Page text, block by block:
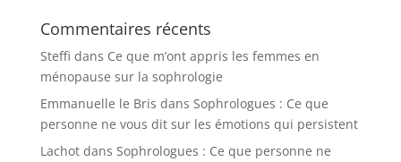
Commentaires récents
Steffi dans Ce que m’ont appris les femmes en
ménopause sur la sophrologie
Emmanuelle le Bris dans Sophrologues : Ce que
personne ne vous dit sur les émotions qui persistent
Lachotdans Sophrologues : Ce que personne ne